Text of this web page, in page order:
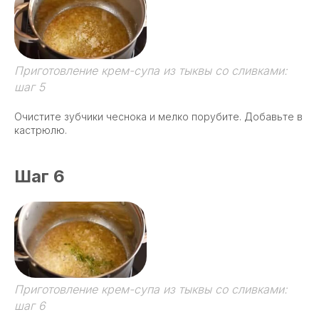
Приготовление крем-супа из тыквы со сливками:
шаг 5
Очистите зубчики чеснока и мелко порубите. Добавьте в
кастрюлю.
Шаг 6
Приготовление крем-супа из тыквы со сливками:
шаг 6